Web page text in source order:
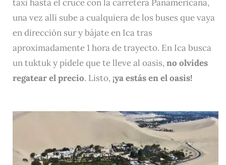
taxi hasta el cruce con la carretera Panamericana,
una vez allí sube a cualquiera de los buses que vaya
en dirección sur y bájate en Ica tras
aproximadamente 1 hora de trayecto. En Ica busca
un tuktuk y pídele que te lleve al oasis,no olvides
regatear el precio. Listo, ¡ya estás en el oasis!